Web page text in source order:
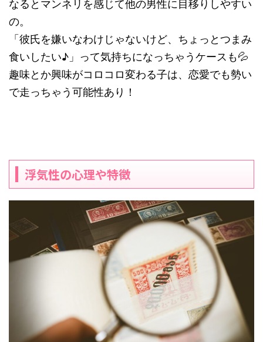
なるとマンネリを感じて他の男性に目移りしやすい
の。
「彼氏を嫌いなわけじゃないけど、ちょっとつまみ
食いしたい♪」って気持ちになっちゃうケースも💦
趣味とか興味がコロコロ変わる子は、恋愛でも勢い
で走っちゃう可能性あり！
浮気性の心理や特徴